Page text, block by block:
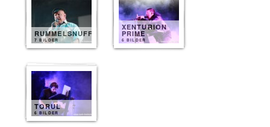
RUMMELSNUFF
7 BILDER
XENTURION
PRIME
6 BILDER
TORUL
6 BILDER